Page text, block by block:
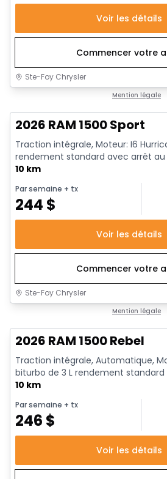
Voir les détails
Commencer votre
Ste-Foy Chrysler
Mention légale
2026 RAM 1500 Sport
Traction intégrale, Moteur: I6
rendement standard avec arrêt au
10 km
Par semaine + tx
244 $
Voir les détails
Commencer votre
Ste-Foy Chrysler
Mention légale
2026 RAM 1500 Rebel
Traction intégrale, Automatique,
biturbo de 3 L rendement standard
10 km
Par semaine + tx
246 $
Voir les détails